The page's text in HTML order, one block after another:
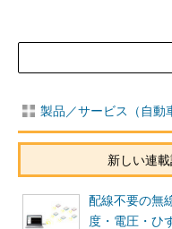
製品／サービス（自動
新しい連
配線不要の無
度・電圧・ひ